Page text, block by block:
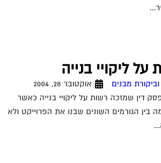
ליקויי בנייה
מבנים
אוקטובר 28, 2004
דין שמזכה רשות על ליקויי בנייה כאשר
הגורמים השונים שבנו את הפרוייקט ולא